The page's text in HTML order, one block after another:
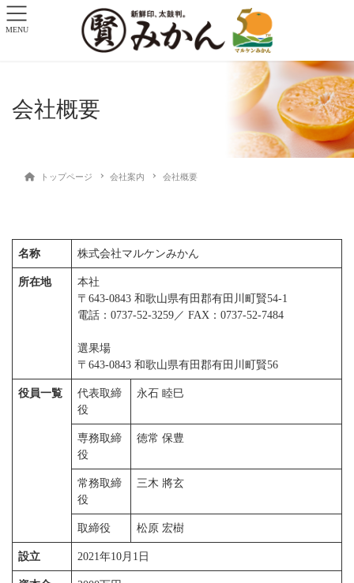
会社概要
トップページ 会社案内 会社概要
名称 株式会社マルケンみかん
所在地
本社
〒643-0843 和歌山県有田郡有田川町賢54-1
電話：0737-52-3259／ FAX：0737-52-7484
選果場
〒643-0843 和歌山県有田郡有田川町賢56
役員一覧
代表取締
役
永石 睦巳
専務取締
役
徳常 保豊
常務取締
役
三木 將玄
取締役 松原 宏樹
設立 2021年10月1日
MENU